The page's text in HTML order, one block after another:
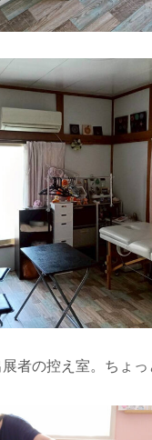
者の控え室。ちょっ